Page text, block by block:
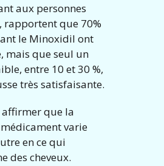
aux personnes
que 70%
le Minoxidil ont
mais que seul un
entre 10 et 30 %,
très satisfaisante.
que la
varie
en ce qui
des cheveux.